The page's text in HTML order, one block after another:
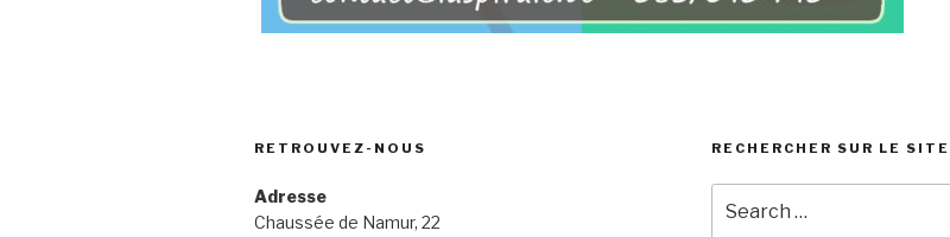
RETROUVEZ-NOUS
Adresse
Chaussée de Namur, 22
RECHERCHER SUR LE SITE
for: